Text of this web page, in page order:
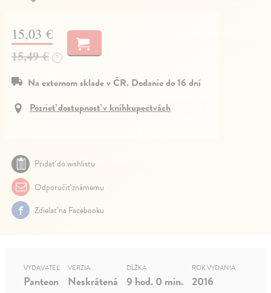
15,03 €
15,49 €
?
Na externom sklade v ČR. Dodanie do 16 dní
Pozrieť dostupnosť v kníhkupectvách
Pridať do wishlistu
Odporučiť známemu
Zdielať na Facebooku
VYDAVATEĽ
Panteon
VERZIA
Neskrátená
DĹŽKA
9 hod. 0 min.
ROK VYDANIA
2016